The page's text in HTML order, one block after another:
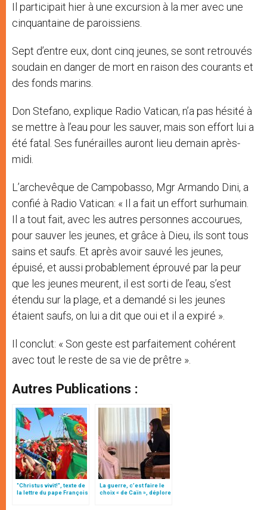
Il participait hier à une excursion à la mer avec une
cinquantaine de paroissiens.
Sept d’entre eux, dont cinq jeunes, se sont retrouvés
soudain en danger de mort en raison des courants et
des fonds marins.
Don Stefano, explique Radio Vatican, n’a pas hésité à
se mettre à l’eau pour les sauver, mais son effort lui a
été fatal. Ses funérailles auront lieu demain après-
midi.
L’archevêque de Campobasso, Mgr Armando Dini, a
confié à Radio Vatican: « Il a fait un effort surhumain.
Il a tout fait, avec les autres personnes accourues,
pour sauver les jeunes, et grâce à Dieu, ils sont tous
sains et saufs. Et après avoir sauvé les jeunes,
épuisé, et aussi probablement éprouvé par la peur
que les jeunes meurent, il est sorti de l’eau, s’est
étendu sur la plage, et a demandé si les jeunes
étaient saufs, on lui a dit que oui et il a expiré ».
Il conclut: « Son geste est parfaitement cohérent
avec tout le reste de sa vie de prêtre ».
Autres Publications :
"Christus vivit!", texte de
la lettre du pape François
La guerre, c’est faire le
choix « de Caïn », déplore